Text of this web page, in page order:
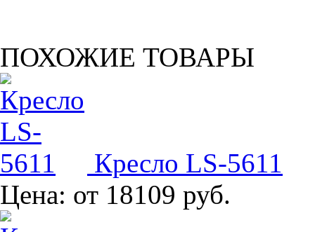
ПОХОЖИЕ ТОВАРЫ
Кресло LS-5611
Цена: от 18109 руб.